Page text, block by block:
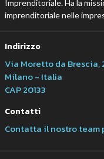
Imprenditoriale. Ha la
imprenditoriale nelle
Indirizzo
Via Moretto da Brescia,
Milano - Italia
CAP 20133
Contatti
Contatta il nostro